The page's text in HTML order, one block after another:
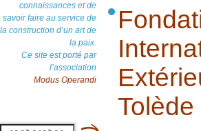
connaissances et de
savoir faire au service de
la construction d’un art de
la paix.
Ce site est porté par
l’association
Modus Operandi